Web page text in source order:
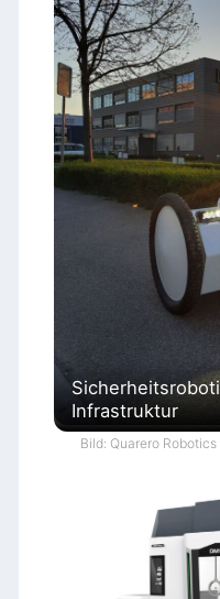
Infrastruktur
Bild: Quarero